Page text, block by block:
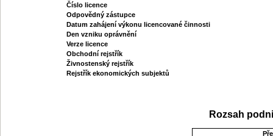
Číslo licence
Odpovědný zástupce
Datum zahájení výkonu licencované činnosti
Den vzniku oprávnění
Verze licence
Obchodní rejstřík
Živnostenský rejstřík
Rejstřík ekonomických subjektů
Rozsah